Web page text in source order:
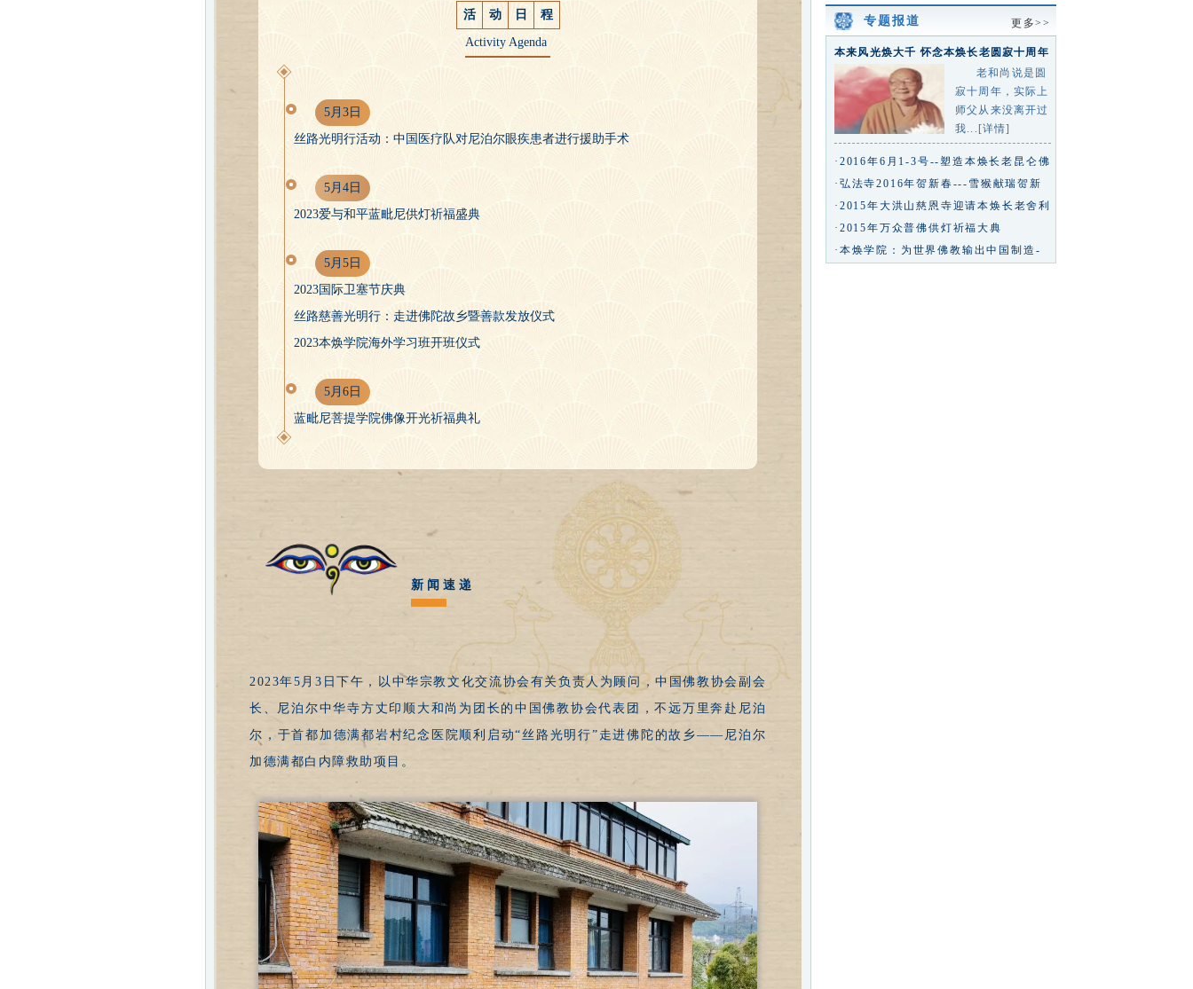
活 动 日 程
Activity Agenda
5月3日
丝路光明行活动：中国医疗队对尼泊尔眼疾患者进行援助手术
5月4日
2023爱与和平蓝毗尼供灯祈福盛典
5月5日
2023国际卫塞节庆典
丝路慈善光明行：走进佛陀故乡暨善款发放仪式
2023本焕学院海外学习班开班仪式
5月6日
蓝毗尼菩提学院佛像开光祈福典礼
新 闻 速 递
2023年5月3日下午，以中华宗教文化交流协会有关负责人为顾问，中国佛教协会副会
长、尼泊尔中华寺方丈印顺大和尚为团长的中国佛教协会代表团，不远万里奔赴尼泊
尔，于首都加德满都岩村纪念医院顺利启动“丝路光明行”走进佛陀的故乡——尼泊尔
加德满都白内障救助项目。
专题报道 更多>>
本来风光焕大千 怀念本焕长老圆寂十周年
专题
老和尚说是圆
寂十周年，实际上
师父从来没离开过
我...[详情]
·2016年6月1-3号--塑造本焕长老昆仑佛
玉等身像专业研讨会
·弘法寺2016年贺新春---雪猴献瑞贺新
春九州同庆中华年--弘法寺专
·2015年大洪山慈恩寺迎请本焕长老舍利
回山永久安奉
·2015年万众普佛供灯祈福大典
·本焕学院：为世界佛教输出中国制造-
凤凰佛教